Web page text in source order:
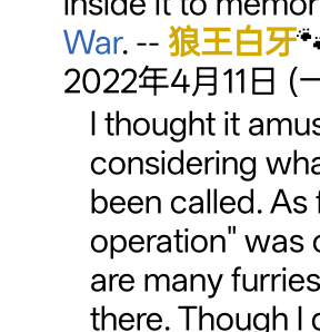
War. -- 狼王白牙
2022年4月11日 (
I thought it
considering
been called.
operation" was
are many
there. Though I